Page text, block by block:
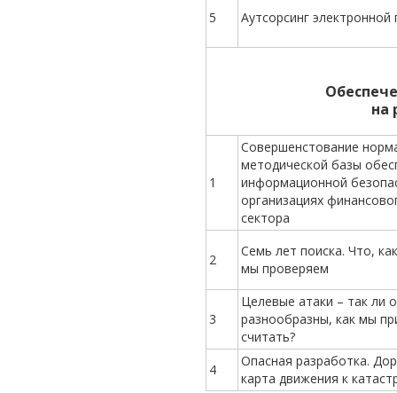
5 Аутсорсинг электронной
на
1
Совершенстование
методической базы
информационной
организациях
сектора
2
Семь лет поиска. Что,
мы проверяем
3
Целевые атаки – так ли
разнообразны, как мы
считать?
4
Опасная разработка.
карта движения к